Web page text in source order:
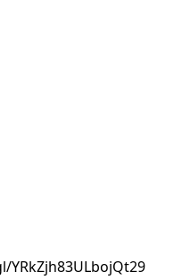
YRkZjh83ULbojQt29